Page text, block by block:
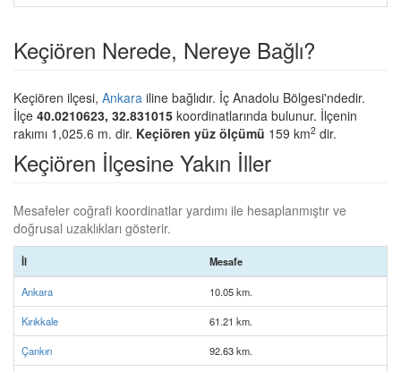
Keçiören Nerede, Nereye Bağlı?
Keçiören ilçesi, Ankara iline bağlıdır. İç Anadolu Bölgesi'ndedir.
İlçe 40.0210623, 32.831015 koordinatlarında bulunur. İlçenin
rakımı 1,025.6 m. dir. Keçiören yüz ölçümü 159 km2 dir.
Keçiören İlçesine Yakın İller
Mesafeler coğrafi koordinatlar yardımı ile hesaplanmıştır ve
doğrusal uzaklıkları gösterir.
İl Mesafe
Ankara 10.05 km.
Kırıkkale 61.21 km.
Çankırı 92.63 km.